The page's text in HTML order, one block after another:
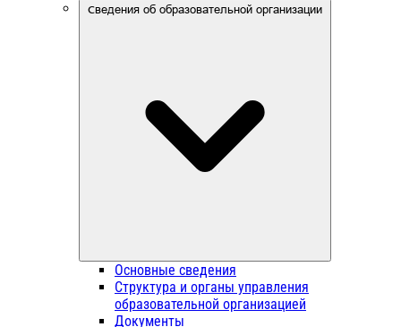
Сведения об образовательной организации
Основные сведения
Структура и органы управления
образовательной организацией
Документы